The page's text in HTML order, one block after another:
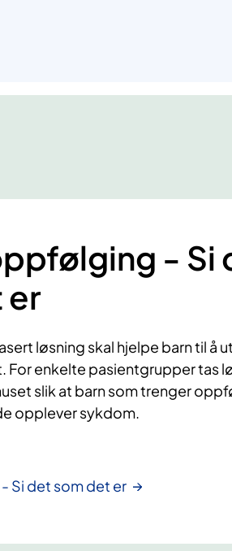
- Si
er
løsning skal hjelpe barn til å
For enkelte pasientgrupper tas
slik at barn som trenger
opplever sykdom.
Si det som det er